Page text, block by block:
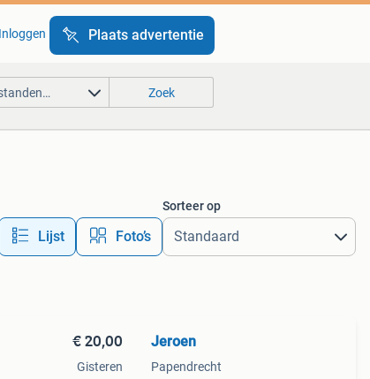
Inloggen Plaats advertentie
Zoek
Lijst Foto’s
Sorteer op
€ 20,00
Gisteren
Jeroen
Papendrecht